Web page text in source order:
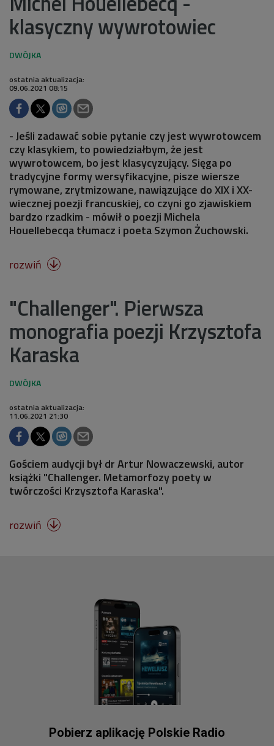
klasyczny wywrotowiec
ostatnia aktualizacja:
09.06.2021 08:15
- Jeśli zadawać sobie pytanie czy jest wywrotowcem
czy klasykiem, to powiedziałbym, że jest
wywrotowcem, bo jest klasycyzujący. Sięga po
tradycyjne formy wersyfikacyjne, pisze wiersze
rymowane, zrytmizowane, nawiązujące do XIX i XX-
wiecznej poezji francuskiej, co czyni go zjawiskiem
bardzo rzadkim - mówił o poezji Michela
Houellebecqa tłumacz i poeta Szymon Żuchowski.
rozwiń 
"Challenger". Pierwsza
monografia poezji Krzysztofa
Karaska
ostatnia aktualizacja:
11.06.2021 21:30
Gościem audycji był dr Artur Nowaczewski, autor
książki "Challenger. Metamorfozy poety w
twórczości Krzysztofa Karaska".
rozwiń 
Pobierz aplikację Polskie Radio